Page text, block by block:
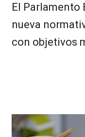
El Parlamento
nueva
con objetivos